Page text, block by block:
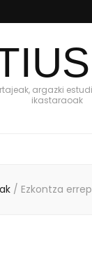
argazki
ikastaraoak
/ Ezkontza